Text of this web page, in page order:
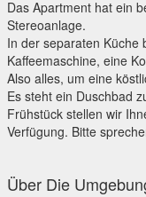
Das Apartment hat ein
Stereoanlage.
In der separaten Küche
Kaffeemaschine, eine
Also alles, um eine
Es steht ein Duschbad
Frühstück stellen wir
Verfügung. Bitte
Über Die